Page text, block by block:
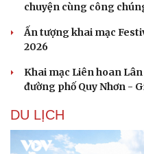
Du lịch
Săn Tour
check-in
chuyện cùng công
Ấn tượng khai mạc
2026
Khai mạc Liên hoan Lân
đường phố Quy Nhơn -
DU LỊCH